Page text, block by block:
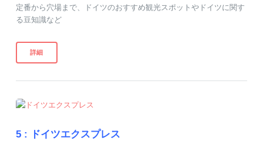
定番から穴場まで、ドイツのおすすめ観光スポットやドイツに関す
る豆知識など
詳細
5 : ドイツエクスプレス